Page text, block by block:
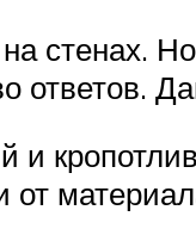
стенах.
ответов.
и
от